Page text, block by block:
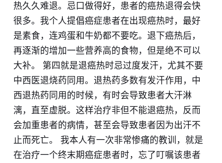
热久久难退。忌口做得好，患者的癌热退得会快
很多。我个人提倡癌症患者在出现癌热时，最好
是素食，连鸡蛋和牛奶都不要吃。退下癌热后，
再逐渐的增加一些营养高的食物，但是绝不可以
大补。 第四就是退癌热时忌过度发汗，尤其不要
中西医退烧药同用。退热药多数有发汗作用，中
西退热药同用的时候，有时会导致患者大汗淋
漓，直至虚脱。这样治疗非但不能退癌热，反而
会加重患者的病情，甚至会导致患者因为出汗不
止而死亡。 我本人有一次非常惨痛的教训，就是
在治疗一个终末期癌症患者时，忘了叮嘱该患者